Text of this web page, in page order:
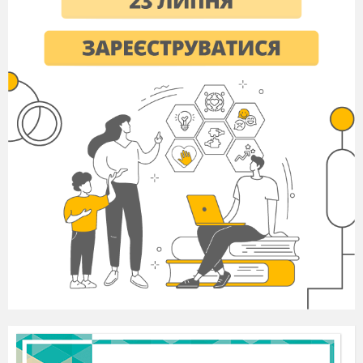
Будем Осінь прославляти,будем Осінь
величати!
Осінь прощається,йде.